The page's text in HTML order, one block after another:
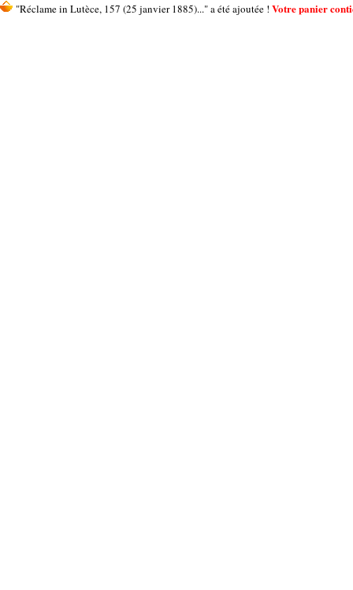
"Réclame in Lutèce, 157 (25 janvier 1885)..." a été ajoutée ! Votre panier